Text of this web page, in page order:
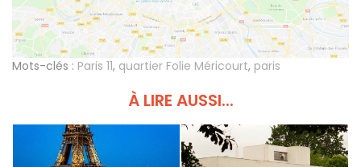
Mots-clés : Paris 11, quartier Folie Méricourt, paris
À LIRE AUSSI...